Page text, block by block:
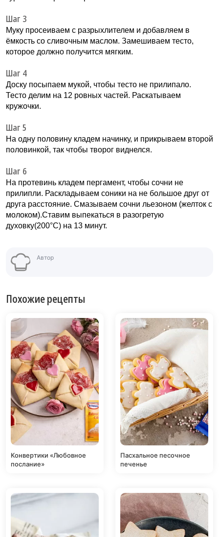
Шаг 3
Муку просеиваем с разрыхлителем и добавляем в
ёмкость со сливочным маслом. Замешиваем тесто,
которое должно получится мягким.
Шаг 4
Доску посыпаем мукой, чтобы тесто не прилипало.
Тесто делим на 12 ровных частей. Раскатываем
кружочки.
Шаг 5
На одну половину кладем начинку, и прикрываем второй
половинкой, так чтобы творог виднелся.
Шаг 6
На протевинь кладем пергамент, чтобы сочни не
прилипли. Раскладываем соники на не большое друг от
друга расстояние. Смазываем сочни льезоном (желток с
молоком).Ставим выпекаться в разогретую
духовку(200°C) на 13 минут.
Автор
Похожие рецепты
Конвертики «Любовное
послание»
Пасхальное песочное
печенье